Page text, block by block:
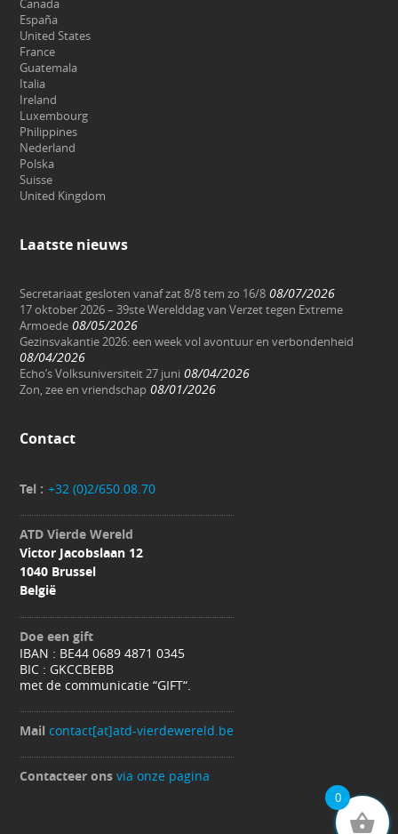
Canada
España
United States
France
Guatemala
Italia
Ireland
Luxembourg
Philippines
Nederland
Polska
Suisse
United Kingdom
Laatste nieuws
Secretariaat gesloten vanaf zat 8/8 tem zo 16/8 08/07/2026
17 oktober 2026 – 39ste Werelddag van Verzet tegen Extreme
Armoede 08/05/2026
Gezinsvakantie 2026: een week vol avontuur en verbondenheid
08/04/2026
Echo’s Volksuniversiteit 27 juni 08/04/2026
Zon, zee en vriendschap 08/01/2026
Contact
Tel : +32 (0)2/650.08.70
ATD Vierde Wereld
Victor Jacobslaan 12
1040 Brussel
België
Doe een gift
IBAN : BE44 0689 4871 0345
BIC : GKCCBEBB
met de communicatie “GIFT“.
Mail contact[at]atd-vierdewereld.be
Contacteer ons via onze pagina
0